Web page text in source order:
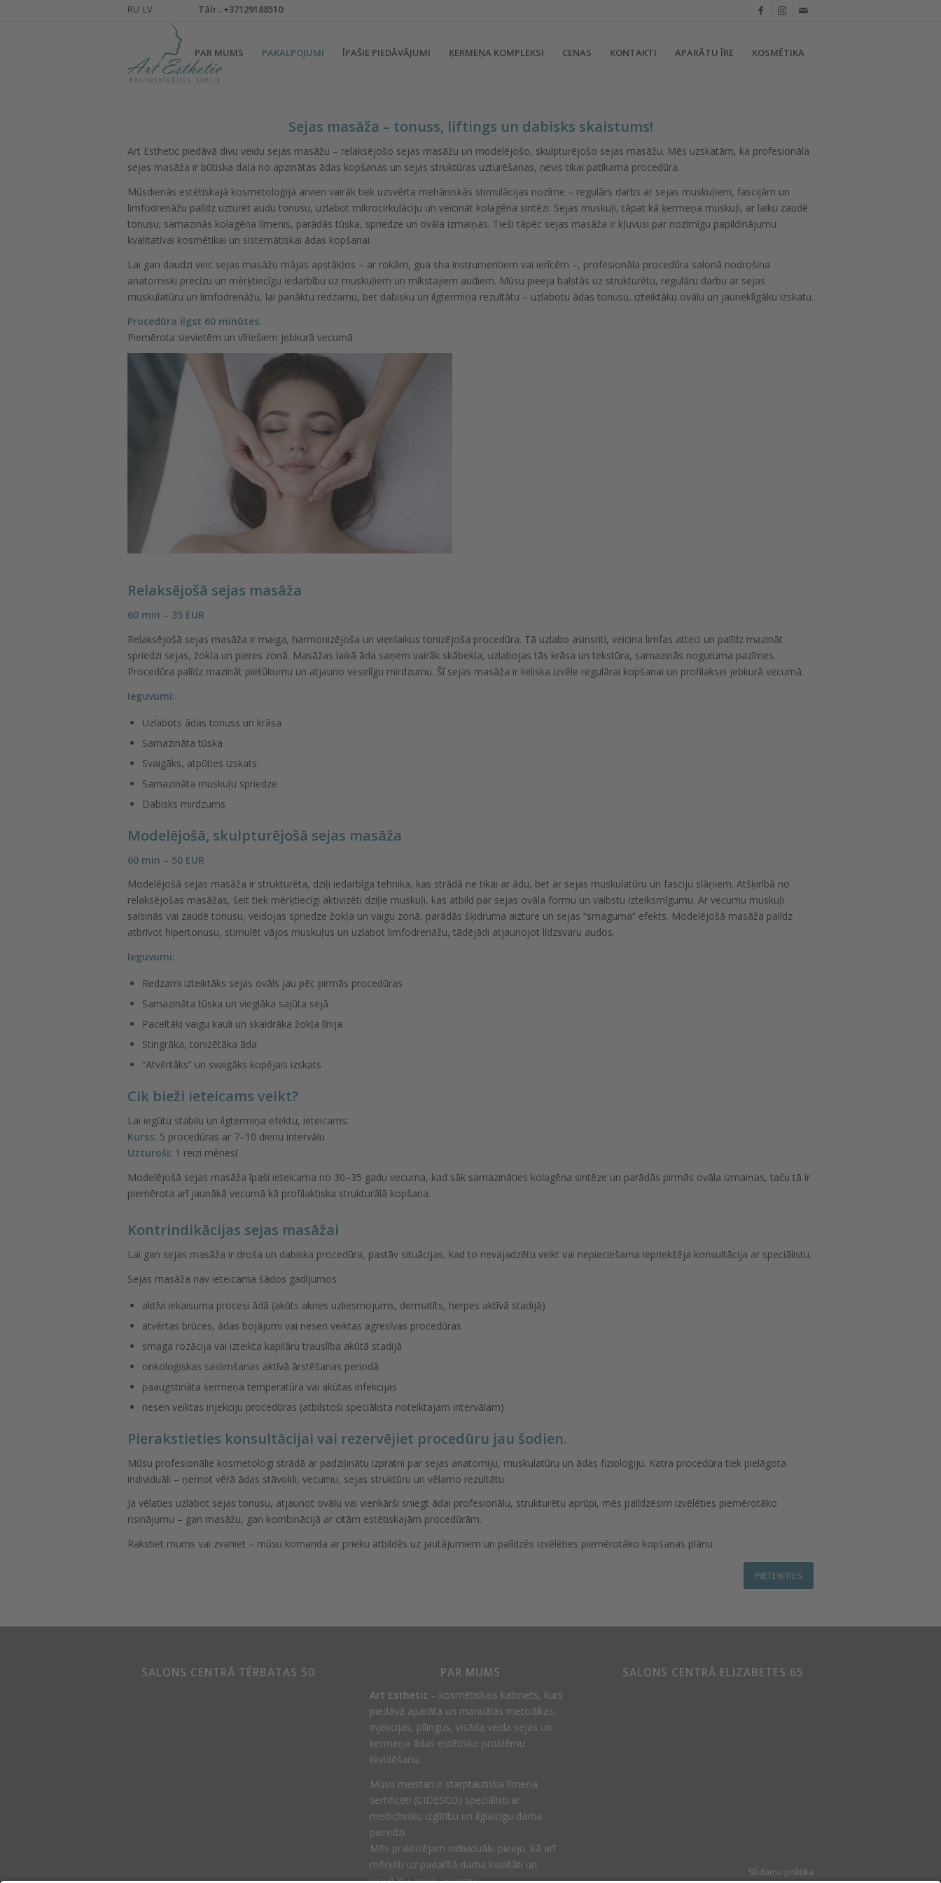
Тālr.: +37129188510
PAR MUMS PAKALPOJUMI ĪPAŠIE PIEDĀVĀJUMI ĶERMEŅA KOMPLEKSI CENAS KONTAKTI APARĀTU ĪRE KOSMĒTIKA
Sejas masāža – tonuss, liftings un dabisks skaistums!
Art Esthetic piedāvā divu veidu sejas masāžu – relaksējošo sejas masāžu un modelējošo, skulpturējošo sejas masāžu. Mēs uzskatām, ka profesionāla
sejas masāža ir būtiska daļa no apzinātas ādas kopšanas un sejas struktūras uzturēšanas, nevis tikai patīkama procedūra.
Mūsdienās estētiskajā kosmetoloģijā arvien vairāk tiek uzsvērta mehāniskās stimulācijas nozīme – regulārs darbs ar sejas muskuļiem, fascijām un
limfodrenāžu palīdz uzturēt audu tonusu, uzlabot mikrocirkulāciju un veicināt kolagēna sintēzi. Sejas muskuļi, tāpat kā ķermeņa muskuļi, ar laiku zaudē
tonusu; samazinās kolagēna līmenis, parādās tūska, spriedze un ovāla izmaiņas. Tieši tāpēc sejas masāža ir kļuvusi par nozīmīgu papildinājumu
kvalitatīvai kosmētikai un sistemātiskai ādas kopšanai.
Lai gan daudzi veic sejas masāžu mājas apstākļos – ar rokām, gua sha instrumentiem vai ierīcēm –, profesionāla procedūra salonā nodrošina
anatomiski precīzu un mērķtiecīgu iedarbību uz muskuļiem un mīkstajiem audiem. Mūsu pieeja balstās uz strukturētu, regulāru darbu ar sejas
muskulatūru un limfodrenāžu, lai panāktu redzamu, bet dabisku un ilgtermiņa rezultātu – uzlabotu ādas tonusu, izteiktāku ovālu un jauneklīgāku izskatu.
Procedūra ilgst 60 minūtes.
Piemērota sievietēm un vīriešiem jebkurā vecumā.
Relaksējošā sejas masāža
60 min – 35 EUR
Relaksējošā sejas masāža ir maiga, harmonizējoša un vienlaikus tonizējoša procedūra. Tā uzlabo asinsriti, veicina limfas atteci un palīdz mazināt
spriedzi sejas, žokļa un pieres zonā. Masāžas laikā āda saņem vairāk skābekļa, uzlabojas tās krāsa un tekstūra, samazinās noguruma pazīmes.
Procedūra palīdz mazināt pietūkumu un atjauno veselīgu mirdzumu. Šī sejas masāža ir lieliska izvēle regulārai kopšanai un profilaksei jebkurā vecumā.
Ieguvumi:
Uzlabots ādas tonuss un krāsa
Samazināta tūska
Svaigāks, atpūties izskats
Samazināta muskuļu spriedze
Dabisks mirdzums
Modelējošā, skulpturējošā sejas masāža
60 min – 50 EUR
Modelējošā sejas masāža ir strukturēta, dziļi iedarbīga tehnika, kas strādā ne tikai ar ādu, bet ar sejas muskulatūru un fasciju slāņiem. Atšķirībā no
relaksējošas masāžas, šeit tiek mērķtiecīgi aktivizēti dziļie muskuļi, kas atbild par sejas ovāla formu un vaibstu izteiksmīgumu. Ar vecumu muskuļi
saīsinās vai zaudē tonusu, veidojas spriedze žokļa un vaigu zonā, parādās šķidruma aizture un sejas “smaguma” efekts. Modelējošā masāža palīdz
atbrīvot hipertonusu, stimulēt vājos muskuļus un uzlabot limfodrenāžu, tādējādi atjaunojot līdzsvaru audos.
Ieguvumi:
Redzami izteiktāks sejas ovāls jau pēc pirmās procedūras
Samazināta tūska un vieglāka sajūta sejā
Paceltāki vaigu kauli un skaidrāka žokļa līnija
Stingrāka, tonizētāka āda
“Atvērtāks” un svaigāks kopējais izskats
Cik bieži ieteicams veikt?
Lai iegūtu stabilu un ilgtermiņa efektu, ieteicams:
Kurss: 5 procedūras ar 7–10 dienu intervālu
Uzturoši: 1 reizi mēnesī
Modelējošā sejas masāža īpaši ieteicama no 30–35 gadu vecuma, kad sāk samazināties kolagēna sintēze un parādās pirmās ovāla izmaiņas, taču tā ir
piemērota arī jaunākā vecumā kā profilaktiska strukturālā kopšana.
Kontrindikācijas sejas masāžai
Lai gan sejas masāža ir droša un dabiska procedūra, pastāv situācijas, kad to nevajadzētu veikt vai nepieciešama iepriekšēja konsultācija ar speciālistu.
Sejas masāža nav ieteicama šādos gadījumos:
aktīvi iekaisuma procesi ādā (akūts aknes uzliesmojums, dermatīts, herpes aktīvā stadijā)
atvērtas brūces, ādas bojājumi vai nesen veiktas agresīvas procedūras
smaga rozācija vai izteikta kapilāru trauslība akūtā stadijā
onkoloģiskas saslimšanas aktīvā ārstēšanas periodā
paaugstināta ķermeņa temperatūra vai akūtas infekcijas
nesen veiktas injekciju procedūras (atbilstoši speciālista noteiktajam intervālam)
Pierakstieties konsultācijai vai rezervējiet procedūru jau šodien.
Mūsu profesionālie kosmetologi strādā ar padziļinātu izpratni par sejas anatomiju, muskulatūru un ādas fizioloģiju. Katra procedūra tiek pielāgota
individuāli – ņemot vērā ādas stāvokli, vecumu, sejas struktūru un vēlamo rezultātu.
Ja vēlaties uzlabot sejas tonusu, atjaunot ovālu vai vienkārši sniegt ādai profesionālu, strukturētu aprūpi, mēs palīdzēsim izvēlēties piemērotāko
risinājumu – gan masāžu, gan kombinācijā ar citām estētiskajām procedūrām.
Rakstiet mums vai zvaniet – mūsu komanda ar prieku atbildēs uz jautājumiem un palīdzēs izvēlēties piemērotāko kopšanas plānu.
PIETEIKTIES
SALONS CENTRĀ TĒRBATAS 50 PAR MUMS
Art Esthetic – kosmētiskais kabinets, kurš
piedāvā aparāta un manuālās metodikas,
injekcijas, pīlingus, visāda veida sejas un
ķermeņa ādas estētisko problēmu
likvidēšanu.
Mūsu meistari ir starptautiska līmeņa
sertificēti (CIDESCO) speciālisti ar
medicīnisku izglītību un ilglaicīgu darba
pieredzi.
Mēs praktizējam individuālu pieeju, kā arī
mērķēti uz padarītā darba kvalitāti un
SALONS CENTRĀ ELIZABETES 65
Sīkdatņu politika